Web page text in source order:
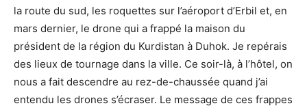
la route du sud, les roquettes sur l’aéroport d’Erbil et, en
mars dernier, le drone qui a frappé la maison du
président de la région du Kurdistan à Duhok. Je repérais
des lieux de tournage dans la ville. Ce soir-là, à l’hôtel, on
nous a fait descendre au rez-de-chaussée quand j’ai
entendu les drones s’écraser. Le message de ces frappes